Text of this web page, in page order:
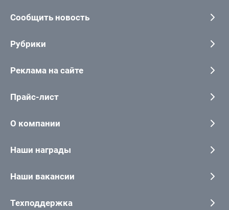
Сообщить новость
Рубрики
Реклама на сайте
Прайс-лист
О компании
Наши награды
Наши вакансии
Техподдержка